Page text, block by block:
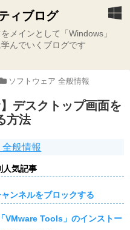
ィブログ
メインとして「Windows」
んでいくブログです
ソフトウェア 全般情報
デスクトップ画面を
方法
般情報
人気記事
ンネルをブロックする
VMware Tools」のインストー